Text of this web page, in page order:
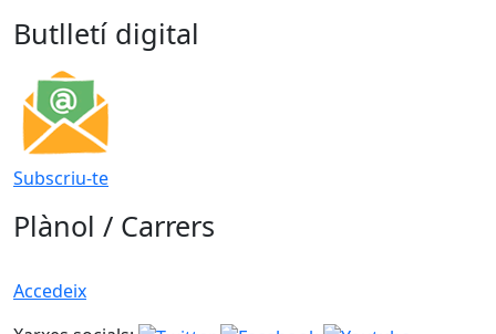
Butlletí digital
Subscriu-te
Plànol / Carrers
Accedeix